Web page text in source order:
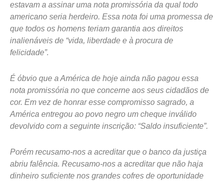
estavam a assinar uma nota promissória da qual todo
americano seria herdeiro. Essa nota foi uma promessa de
que todos os homens teriam garantia aos direitos
inalienáveis de “vida, liberdade e à procura de
felicidade”.
É óbvio que a América de hoje ainda não pagou essa
nota promissória no que concerne aos seus cidadãos de
cor. Em vez de honrar esse compromisso sagrado, a
América entregou ao povo negro um cheque inválido
devolvido com a seguinte inscrição: “Saldo insuficiente”.
Porém recusamo-nos a acreditar que o banco da justiça
abriu falência. Recusamo-nos a acreditar que não haja
dinheiro suficiente nos grandes cofres de oportunidade